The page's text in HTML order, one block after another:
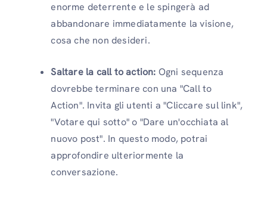
enorme deterrente e le spingerà ad
abbandonare immediatamente la visione,
cosa che non desideri.
Saltare la call to action: Ogni sequenza
dovrebbe terminare con una "Call to
Action". Invita gli utenti a "Cliccare sul link",
"Votare qui sotto" o "Dare un'occhiata al
nuovo post". In questo modo, potrai
approfondire ulteriormente la
conversazione.